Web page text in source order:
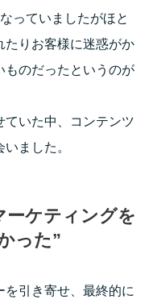
っていましたがほと
たりお客様に迷惑がか
ものだったというのが
ていた中、コンテンツ
ました。
ーケティングを
った”
を引き寄せ、最終的に